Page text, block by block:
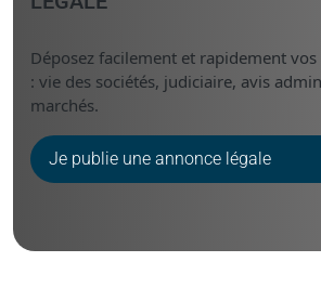
Déposez facilement et rapidement vos
: vie des sociétés, judiciaire, avis
marchés.
Je publie une annonce légale